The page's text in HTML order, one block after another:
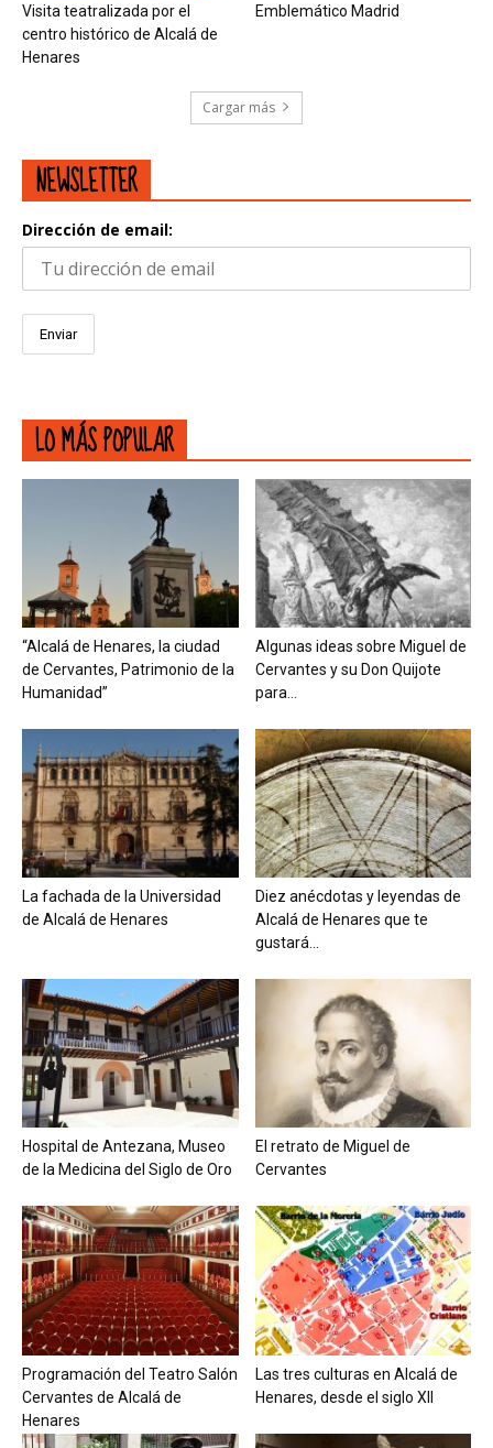
Visita teatralizada por el
centro histórico de Alcalá de
Henares
Emblemático Madrid
Cargar más
NEWSLETTER
Dirección de email:
LO MÁS POPULAR
“Alcalá de Henares, la ciudad
de Cervantes, Patrimonio de la
Humanidad”
Algunas ideas sobre Miguel de
Cervantes y su Don Quijote
para...
La fachada de la Universidad
de Alcalá de Henares
Diez anécdotas y leyendas de
Alcalá de Henares que te
gustará...
Hospital de Antezana, Museo
de la Medicina del Siglo de Oro
El retrato de Miguel de
Cervantes
Programación del Teatro Salón
Cervantes de Alcalá de
Henares
Las tres culturas en Alcalá de
Henares, desde el siglo XII